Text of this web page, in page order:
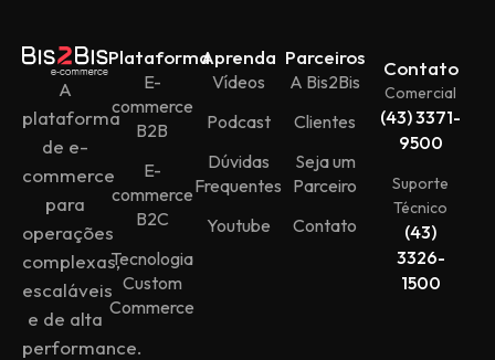
A
plataforma
de e-
commerce
para
operações
complexas,
escaláveis
e de alta
performance.
Plataforma
E-
commerce
B2B
E-
commerce
B2C
Tecnologia
Custom
Commerce
Aprenda
Vídeos
Podcast
Dúvidas
Frequentes
Youtube
Parceiros
A Bis2Bis
Clientes
Seja um
Parceiro
Contato
Contato
Comercial
(43) 3371-
9500
Suporte
Técnico
(43)
3326-
1500